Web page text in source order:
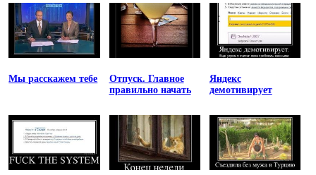
Мы расскажем тебе
Отпуск. Главное
правильно начать
Яндекс
демотивирует